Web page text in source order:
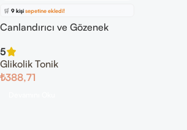
🛒 9 kişisepetine ekledi!
✅ Bugün11 adet satıldı
Canlandırıcı ve Gözenek
5
Glikolik Tonik
₺388,71